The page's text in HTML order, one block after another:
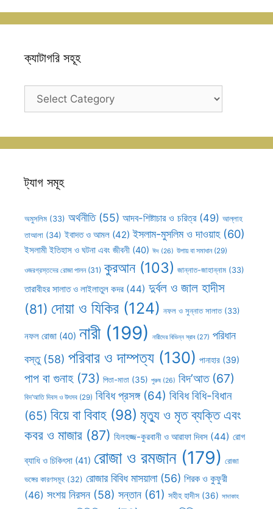
ক্যাটাগরি সহূহ
ক্যাটাগরি
ট্যাগ সমূহ
অমুসলিম (33) অর্থনীতি(55) আদব-শিষ্টাচার ও চরিত্র(49) আল্লাহ
তাআলা (34) ইবাদত ও আমল (42) ইসলাম-মুসলিম ও দাওয়াহ(60)
ইসলামী ইতিহাস ও ঘটনা এবং জীবনী (40) ঈদ (26) উপায় বা সমাধান(29)
ওজরগ্রস্তদের রোজা পালন(31) কুরআন(103) জান্নাত-জাহান্নাম (33)
তারাবীহর সালাত ও লাইলাতুল কদর (44) দুর্বল ও জাল হাদীস
(81) দোয়া ও যিকির (124) নফল ও সুন্নাত সালাত(33)
নফল রোজা (40) নারী(199) নারীদের বিভিন্ন স্রাব(27) পরিধান
বস্তু(58) পরিবার ও দাম্পত্য (130) পানাহার (39)
পাপ বা গুনাহ(73) পিতা-মাতা (35) পুরুষ (26) বিদ’আত(67)
বিদ’আতি দিবস ও উৎসব (29) বিবিধ প্রসঙ্গ(64) বিবিধ বিধি-বিধান
(65) বিয়ে বা বিবাহ (98) মৃত্যু ও মৃত ব্যক্তি এবং
কবর ও মাজার (87) যিলহজ্জ-কুরবানী ও আরাফা দিবস (44) রোগ
ব্যাধি ও চিকিৎসা (41) রোজা ও রমজান(179) রোজা
ভঙ্গের কারণসমূহ (32) রোজার বিবিধ মাসয়ালা(56) শিরক ও কুফুরী
(46) সংশয় নিরসন (58) সন্তান (61) সহীহ হাদীস (36) সাদাকাহ